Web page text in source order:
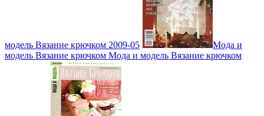
модель Вязание крючком 2009-05
Мода и
модель Вязание крючком Мода и модель Вязание крючком